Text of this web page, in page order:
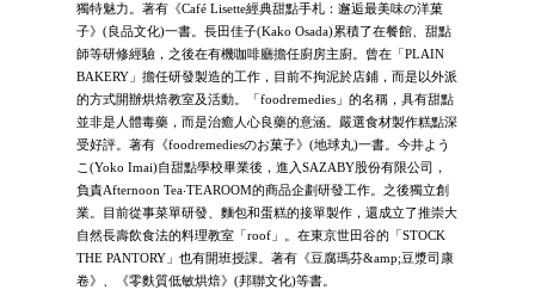
獨特魅力。著有《Café Lisette經典甜點手札：邂逅最美味の洋菓
子》(良品文化)一書。長田佳子(Kako Osada)累積了在餐館、甜點
師等研修經驗，之後在有機咖啡廳擔任廚房主廚。曾在「PLAIN
BAKERY」擔任研發製造的工作，目前不拘泥於店鋪，而是以外派
的方式開辦烘焙教室及活動。「foodremedies」的名稱，具有甜點
並非是人體毒藥，而是治癒人心良藥的意涵。嚴選食材製作糕點深
受好評。著有《foodremediesのお菓子》(地球丸)一書。今井よう
こ(Yoko Imai)自甜點學校畢業後，進入SAZABY股份有限公司，
負責Afternoon Tea‧TEAROOM的商品企劃研發工作。之後獨立創
業。目前從事菜單研發、麵包和蛋糕的接單製作，還成立了推崇大
自然長壽飲食法的料理教室「roof」。在東京世田谷的「STOCK
THE PANTORY」也有開班授課。著有《豆腐瑪芬&amp;豆漿司康
卷》、《零麩質低敏烘焙》(邦聯文化)等書。